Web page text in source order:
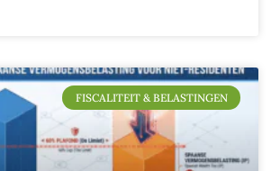
FISCALITEIT & BELASTINGEN